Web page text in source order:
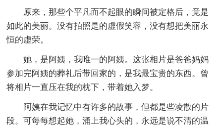
原来，那些个平凡而不起眼的瞬间被定格后，竟是
如此的美丽。没有拍照是的虚假笑容，没有想把美丽永
恒的虚荣。
她，是阿姨，我唯一的阿姨。这张相片是爸爸妈妈
参加完阿姨的葬礼后带回家的，是我最宝贵的东西。曾
将相片一直压在我的枕下，带着她入梦。
阿姨在我记忆中有许多的故事，但都是些凌散的片
段。可每每想起她，涌上我心头的，永远是说不清的温